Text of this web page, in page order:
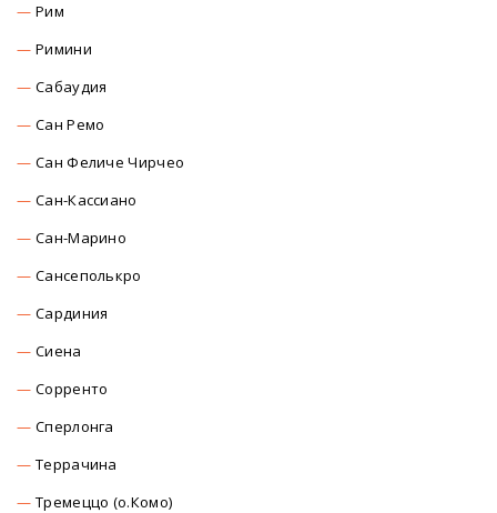
Рим
Римини
Сабаудия
Сан Ремо
Сан Феличе Чирчео
Сан-Кассиано
Сан-Марино
Сансеполькро
Сардиния
Сиена
Сорренто
Сперлонга
Террачина
Тремеццо (о.Комо)